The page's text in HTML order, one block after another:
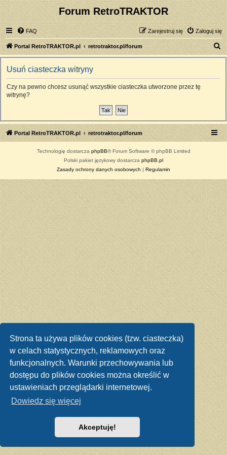
Strona ta używa plików cookies (tzw. ciasteczka)
w celach statystycznych, reklamowych oraz
funkcjonalnych. Warunki przechowywania lub
dostępu do plików cookies można określić w
ustawieniach przeglądarki internetowej.
Dowiedz się więcej
Akceptuję!
Forum RetroTRAKTOR
FAQ Zaloguj się
Zarejestruj się
Portal RetroTRAKTOR.pl retrotraktor.pl/forum
z
Usuń ciasteczka witryny
Czy na pewno chcesz usunąć wszystkie ciasteczka utworzone przez tę
witrynę?
Portal RetroTRAKTOR.pl retrotraktor.pl/forum
Technologię dostarcza phpBB® Forum Software © phpBB Limited
Polski pakiet językowy dostarcza phpBB.pl
Zasady ochrony danych osobowych | Regulamin